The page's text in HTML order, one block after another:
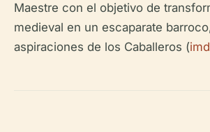
Maestre con el objetivo de
medieval en un escaparate
aspiraciones de los Caballeros (